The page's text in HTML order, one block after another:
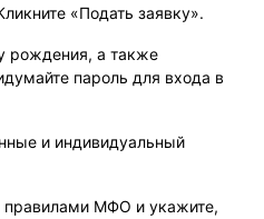
«Подать заявку».
рождения, а также
пароль для входа в
и индивидуальный
правилами МФО и укажите,